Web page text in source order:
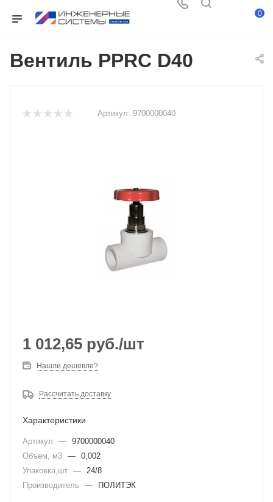
0
Вентиль PPRC D40
Артикул: 9700000040
1 012,65 руб./шт
Нашли дешевле?
Рассчитать доставку
Характеристики
Артикул — 9700000040
Объем, м3 — 0,002
Упаковка,шт — 24/8
Производитель
— ПОЛИТЭК